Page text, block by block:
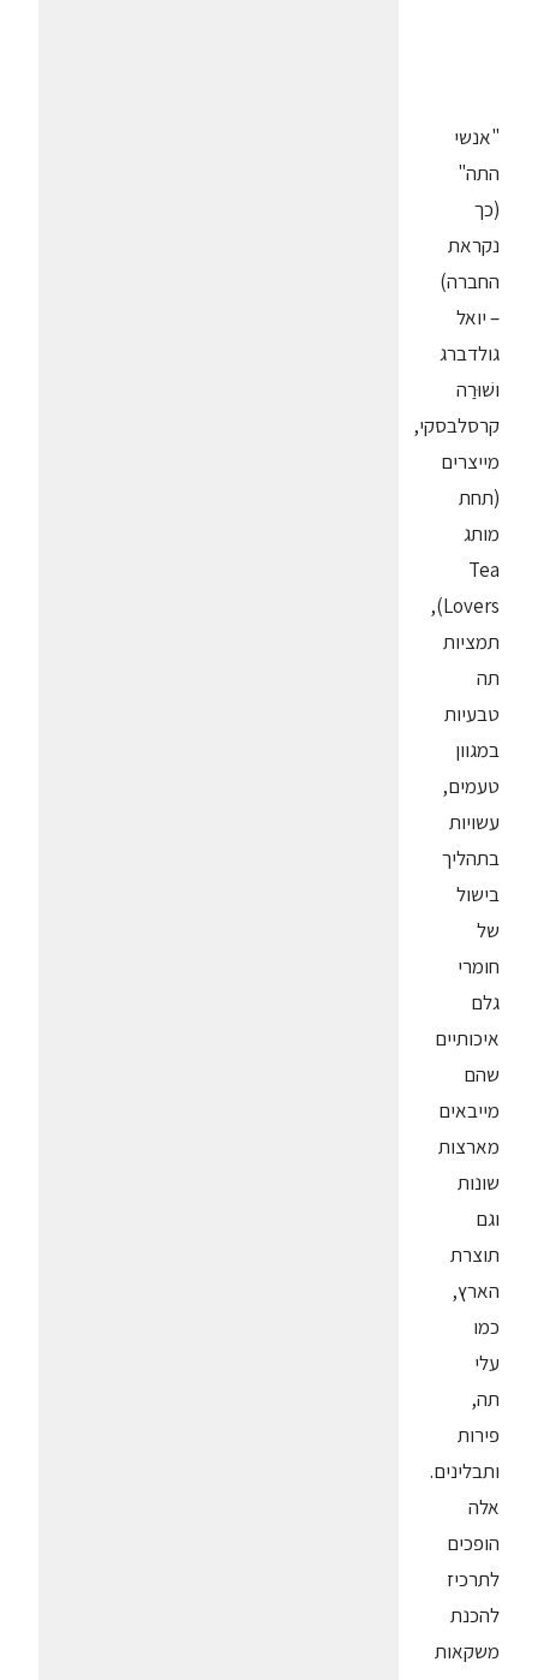
"אנשי
התה"
(כך
נקראת
החברה)
– יואל
גולדברג
ושׁוּרַה
קרסלבסקי,
מייצרים
(תחת
מותג
Tea
Lovers),
תמציות
תה
טבעיות
במגוון
טעמים,
עשויות
בתהליך
בישול
של
חומרי
גלם
איכותיים
שהם
מייבאים
מארצות
שונות
וגם
תוצרת
הארץ,
כמו
עלי
תה,
פירות
ותבלינים.
אלה
הופכים
לתרכיז
להכנת
משקאות